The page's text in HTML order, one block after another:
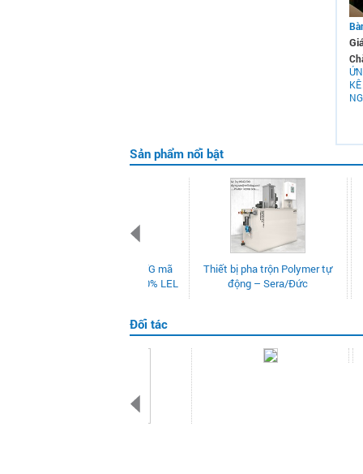
Sản phẩm nổi bật
Bồn nhựa PE, HDPE Tema
Pakco/ CENA1K0E/
CENA1K5E/ CENA2K0E
PA-
kiểm
Đối tác